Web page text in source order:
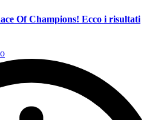
Of Champions! Ecco i risultati